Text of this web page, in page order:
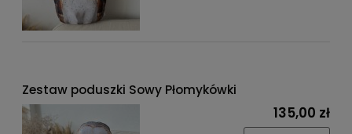
Zestaw poduszki Sowy Płomykówki
135,00 zł